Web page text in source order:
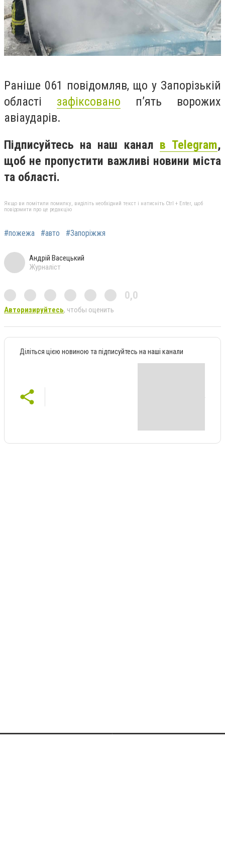
Раніше 061 повідомляв, що у Запорізькій
області зафіксовано п’ять ворожих
авіаударів.
Підписуйтесь на наш канал в Telegram,
щоб не пропустити важливі новини міста
та області.
Якщо ви помітили помилку, виділіть необхідний текст і натисніть Ctrl + Enter, щоб
повідомити про це редакцію
#пожежа #авто #Запоріжжя
Андрій Васецький
Журналіст
0,0
Авторизируйтесь, чтобы оценить
Діліться цією новиною та підписуйтесь на наші канали